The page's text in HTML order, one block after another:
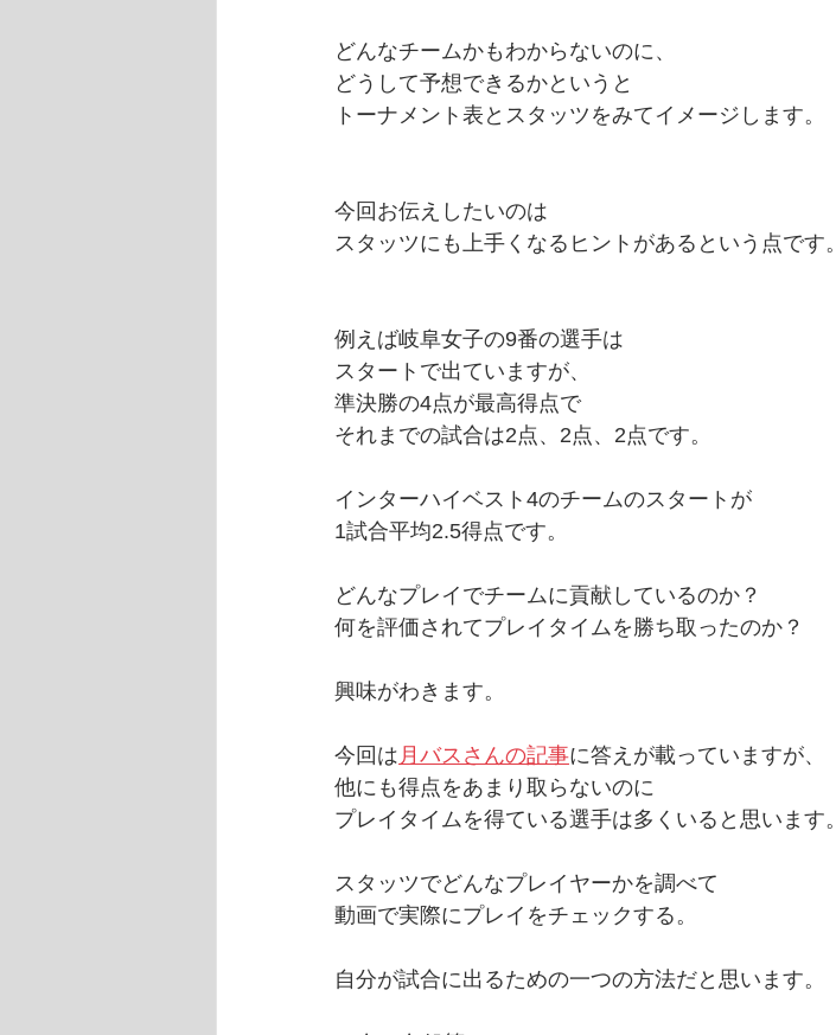
どんなチームかもわからないのに、
どうして予想できるかというと
トーナメント表とスタッツをみてイメージします。
今回お伝えしたいのは
スタッツにも上手くなるヒントがあるという点です。
例えば岐阜女子の9番の選手は
スタートで出ていますが、
準決勝の4点が最高得点で
それまでの試合は2点、2点、2点です。
インターハイベスト4のチームのスタートが
1試合平均2.5得点です。
どんなプレイでチームに貢献しているのか？
何を評価されてプレイタイムを勝ち取ったのか？
興味がわきます。
今回は 月バスさんの記事に答えが載っていますが、
他にも得点をあまり取らないのに
プレイタイムを得ている選手は多くいると思います。
スタッツでどんなプレイヤーかを調べて
動画で実際にプレイをチェックする。
自分が試合に出るための一つの方法だと思います。